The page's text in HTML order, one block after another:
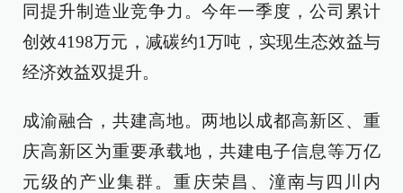
同提升制造业竞争力。今年一季度，公司累计
创效4198万元，减碳约1万吨，实现生态效益与
经济效益双提升。
成渝融合，共建高地。两地以成都高新区、重
庆高新区为重要承载地，共建电子信息等万亿
元级的产业集群。重庆荣昌、潼南与四川内